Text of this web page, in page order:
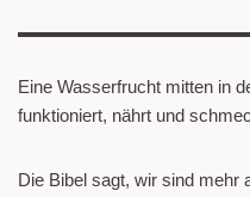
Eine Wasserfrucht mitten in
funktioniert, nährt und
Die Bibel sagt, wir sind mehr